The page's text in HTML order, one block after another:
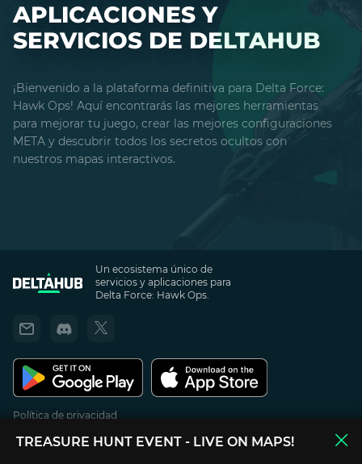
APLICACIONES Y
SERVICIOS DE DELTAHUB
¡Bienvenido a la plataforma definitiva para Delta Force:
Hawk Ops! Aquí encontrarás las mejores herramientas
para mejorar tu juego, crear las mejores configuraciones
META y descubrir todos los secretos ocultos con
nuestros mapas interactivos.
Un ecosistema único de
servicios y aplicaciones para
Delta Force: Hawk Ops.
Política de privacidad
TREASURE HUNT EVENT - LIVE ON MAPS!